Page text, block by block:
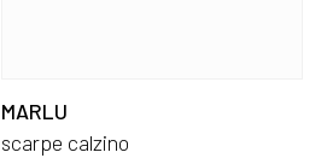
MARLU
scarpe calzino